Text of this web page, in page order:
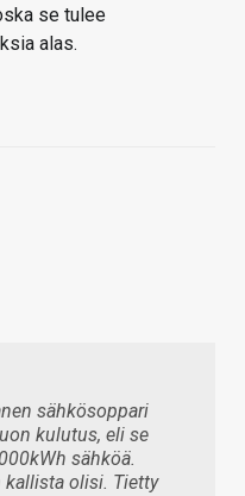
se tulee
alas.
sähkösoppari
kulutus, eli se
sähköä.
kallista olisi. Tietty